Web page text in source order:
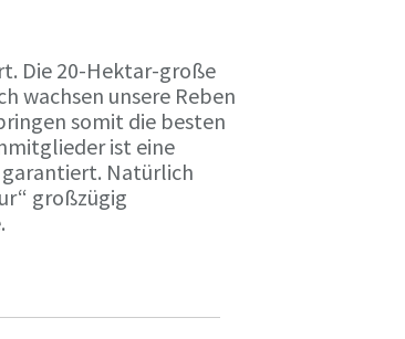
Die 20-Hektar-große
wachsen unsere Reben
somit die besten
ist eine
garantiert. Natürlich
großzügig